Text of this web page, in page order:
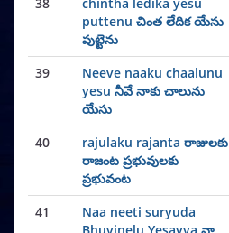
puttenu చింత లేదిక యేసు
పుట్టెను
39
Neeve naaku chaalunu
yesu నీవే నాకు చాలును
యేసు
40
rajulaku rajanta రాజులకు
రాజంట ప్రభువులకు
ప్రభువంట
41
Naa neeti suryuda